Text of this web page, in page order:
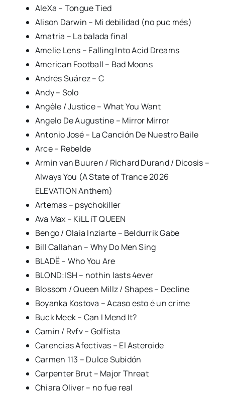
AleXa – Tongue Tied
Alison Darwin – Mi debilidad (no puc més)
Amatria – La balada final
Amelie Lens – Falling Into Acid Dreams
American Football – Bad Moons
Andrés Suárez – C
Andy – Solo
Angèle / Justice – What You Want
Angelo De Augustine – Mirror Mirror
Antonio José – La Canción De Nuestro Baile
Arce – Rebelde
Armin van Buuren / Richard Durand / Dicosis –
Always You (A State of Trance 2026
ELEVATION Anthem)
Artemas – psychokiller
Ava Max – KiLL iT QUEEN
Bengo / Olaia Inziarte – Beldurrik Gabe
Bill Callahan – Why Do Men Sing
BLADË – Who You Are
BLOND:ISH – nothin lasts 4ever
Blossom / Queen Millz / Shapes – Decline
Boyanka Kostova – Acaso esto é un crime
Buck Meek – Can I Mend It?
Camin / Rvfv – Golfista
Carencias Afectivas – El Asteroide
Carmen 113 – Dulce Subidón
Carpenter Brut – Major Threat
Chiara Oliver – no fue real